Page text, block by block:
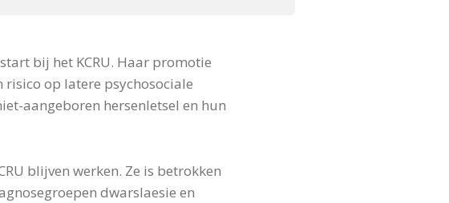
bij het KCRU. Haar promotie
op latere psychosociale
aangeboren hersenletsel en hun
blijven werken. Ze is betrokken
dwarslaesie en